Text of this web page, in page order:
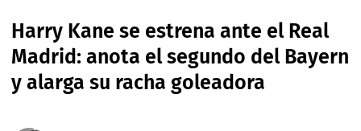
Harry Kane se estrena ante el Real
Madrid: anota el segundo del Bayern
y alarga su racha goleadora